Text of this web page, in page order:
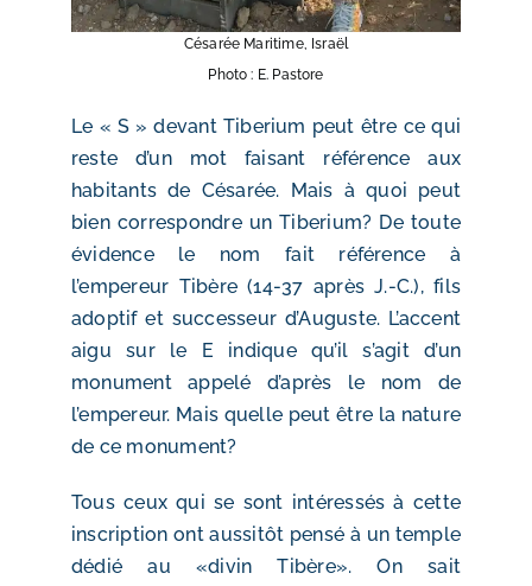
Césarée Maritime, Israël
Photo : E. Pastore
Le « S » devant Tiberium peut être ce qui
reste d’un mot faisant référence aux
habitants de Césarée. Mais à quoi peut
bien correspondre un Tiberium? De toute
évidence le nom fait référence à
l’empereur Tibère (14-37 après J.-C.), fils
adoptif et successeur d’Auguste. L’accent
aigu sur le E indique qu’il s’agit d’un
monument appelé d’après le nom de
l’empereur. Mais quelle peut être la nature
de ce monument?
Tous ceux qui se sont intéressés à cette
inscription ont aussitôt pensé à un temple
dédié au «divin Tibère». On sait